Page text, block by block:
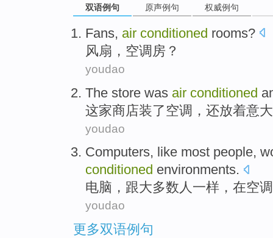
双语例句 原声例句 权威例句
Fans, air conditioned rooms?
风扇 ， 空调 房 ？
youdao
The store was air conditioned
这家商店装了 空调 ， 还放着意
youdao
Computers, like most people,
conditioned environments.
电脑 ， 跟大多数人一样， 在空调
youdao
更多双语例句